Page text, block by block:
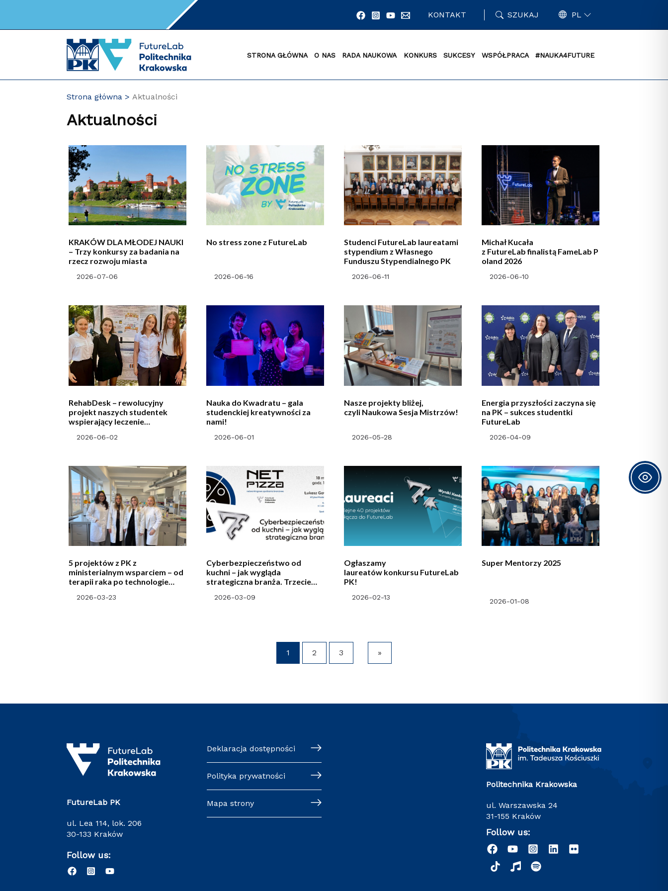
KONTAKT SZUKAJ PL
STRONA GŁÓWNA O NAS RADA NAUKOWA KONKURS SUKCESY WSPÓŁPRACA #NAUKA4FUTURE
Strona główna Aktualności
Aktualności
KRAKÓW DLA MŁODEJ NAUKI
– Trzy konkursy za badania na
rzecz rozwoju miasta
2026-07-06
No stress zone z FutureLab
2026-06-16
Studenci FutureLab laureatami
stypendium z Własnego
Funduszu Stypendialnego PK
2026-06-11
Michał Kucała
z FutureLab finalistą FameLab P
oland 2026
2026-06-10
RehabDesk – rewolucyjny
projekt naszych studentek
wspierający leczenie
2026-06-02
Nauka do Kwadratu – gala
studenckiej kreatywności za
nami!
2026-06-01
Nasze projekty bliżej,
czyli Naukowa Sesja Mistrzów!
2026-05-28
Energia przyszłości zaczyna się
na PK – sukces studentki
FutureLab
2026-04-09
5 projektów z PK z
ministerialnym wsparciem – od
terapii raka po technologie
Naukowe Tworzą Innowacje
2026-03-23
Cyberbezpieczeństwo od
kuchni – jak wygląda
strategiczna branża. Trzecie
w FutureLab Politechniki
2026-03-09
Ogłaszamy
laureatów konkursu FutureLab
PK!
2026-02-13
Super Mentorzy 2025
2026-01-08
1 2 3 »
FutureLab PK
ul. Lea 114, lok. 206
30-133 Kraków
Follow us:
Deklaracja dostępności
Polityka prywatności
Mapa strony
Politechnika Krakowska
ul. Warszawska 24
31-155 Kraków
Follow us: